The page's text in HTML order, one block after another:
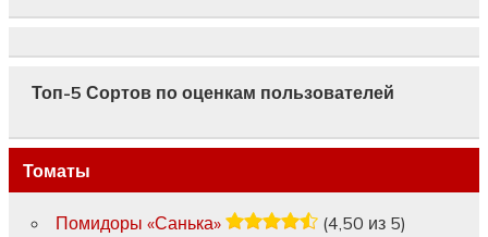
Топ-5 Сортов по оценкам пользователей
Томаты
Помидоры «Санька»
(4,50 из 5)